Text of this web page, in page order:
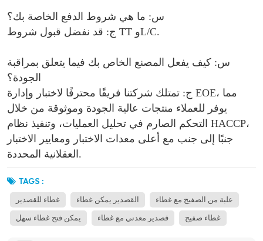
س: ما هي شروط الدفع الخاصة بك؟
ج: قد نفضل قبول شروط TT وL/C.
س: كيف يفعل المصنع الخاص بك فيما يتعلق بمراقبة
الجودة؟
ج: تمتلك شركتنا فريقًا محترفًا لاختبار وإدارة EOE، مما
يوفر للعملاء منتجات عالية الجودة وموثوقة من خلال
التحكم الصارم في تحليل العمليات، وتنفيذ نظام HACCP،
جنبًا إلى جنب مع أعلى معدات الاختبار ومعايير الاختبار
العقلانية المحددة.
TAGS :
غطاء للقصدير القصدير يمكن غطاء علبة من الصفيح مع غطاء
يمكن فتح غطاء سهل قصدير معدني مع غطاء غطاء صفيح